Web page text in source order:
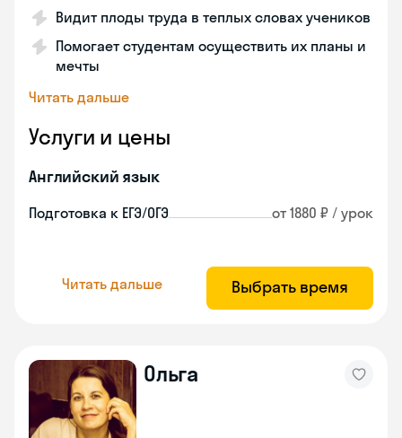
Видит плоды труда в теплых словах учеников
Помогает студентам осуществить их планы и
мечты
Читать дальше
Услуги и цены
Английский язык
Подготовка к ЕГЭ/ОГЭ от 1880 ₽ / урок
Читать дальше Выбрать время
Ольга